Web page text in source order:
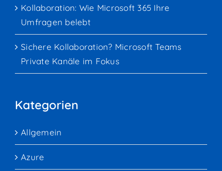
Kollaboration: Wie Microsoft 365 Ihre
Umfragen belebt
Sichere Kollaboration? Microsoft Teams
Private Kanäle im Fokus
Kategorien
Allgemein
Azure